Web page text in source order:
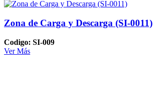
Zona de Carga y Descarga (SI-0011)
Codigo: SI-009
Ver Más